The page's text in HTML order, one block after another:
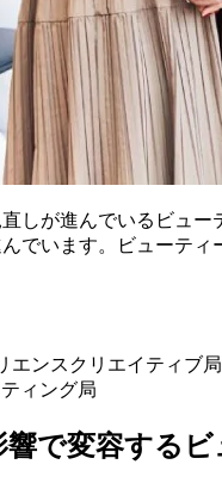
しが進んでいるビュ
でいます。ビューテ
ンスクリエイティブ局
ィング局
で変容する